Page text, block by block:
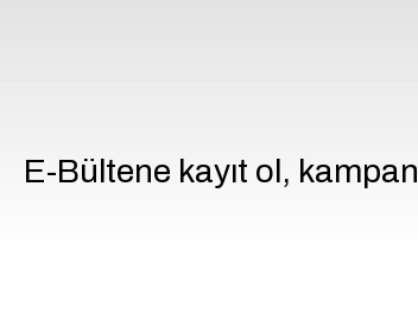
E-Bültene kayıt ol,